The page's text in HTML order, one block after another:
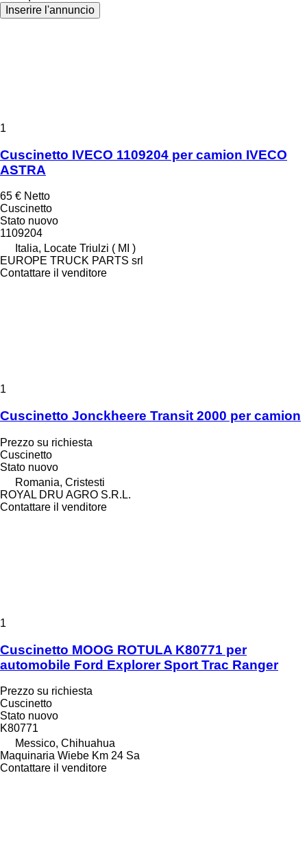
Inserire l'annuncio
1
Cuscinetto IVECO 1109204 per camion IVECO
ASTRA
65 € Netto
Cuscinetto
Stato nuovo
1109204
Italia, Locate Triulzi ( MI )
EUROPE TRUCK PARTS srl
Contattare il venditore
1
Cuscinetto Jonckheere Transit 2000 per camion
Prezzo su richiesta
Cuscinetto
Stato nuovo
Romania, Cristesti
ROYAL DRU AGRO S.R.L.
Contattare il venditore
1
Cuscinetto MOOG ROTULA K80771 per
automobile Ford Explorer Sport Trac Ranger
Prezzo su richiesta
Cuscinetto
Stato nuovo
K80771
Messico, Chihuahua
Maquinaria Wiebe Km 24 Sa
Contattare il venditore